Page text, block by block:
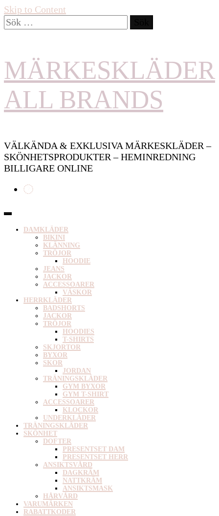
Skip to Content
Sök
efter:
MÄRKESKLÄDER
ALL BRANDS
VÄLKÄNDA & EXKLUSIVA MÄRKESKLÄDER –
SKÖNHETSPRODUKTER – HEMINREDNING
BILLIGARE ONLINE
DAMKLÄDER
BIKINI
KLÄNNING
TRÖJOR
HOODIE
JEANS
JACKOR
ACCESSOARER
VÄSKOR
HERRKLÄDER
BADSHORTS
JACKOR
TRÖJOR
HOODIES
T-SHIRTS
SKJORTOR
BYXOR
SKOR
JORDAN
TRÄNINGSKLÄDER
GYM BYXOR
GYM T-SHIRT
ACCESSOARER
KLOCKOR
UNDERKLÄDER
TRÄNINGSKLÄDER
SKÖNHET
DOFTER
PRESENTSET DAM
PRESENTSET HERR
ANSIKTSVÅRD
DAGKRÄM
NATTKRÄM
ANSIKTSMASK
HÅRVÅRD
VARUMÄRKEN
RABATTKODER